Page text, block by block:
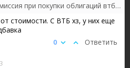
добрый день! какая комиссия при покупки облигаций втб рисует 150р
стоимости. С ВТБ хз, у них еще
Ответить
0